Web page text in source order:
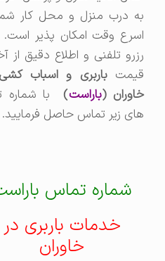
به درب منزل و محل کار شما در
اسرع وقت امکان پذیر است. برای
رزرو تلفنی و اطلاع دقیق از آخرین
قیمتباربری و اسباب کشی در
خاوران (باراست)با شماره تلفن
های زیر تماس حاصل فرمایید.
شماره تماس باراست
خدمات باربری در
خاوران